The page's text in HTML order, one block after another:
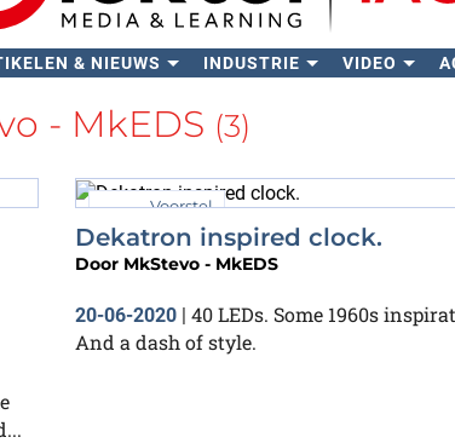
& NIEUWS INDUSTRIE VIDEO
- MkEDS (3)
Voorstel
Dekatron inspired clock.
Door MkStevo - MkEDS
20-06-2020 | 40 LEDs. Some 1960s
And a dash of style.